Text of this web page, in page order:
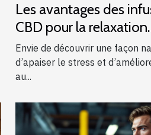
Les avantages des
CBD pour la relaxation
quotidienne
Envie de découvrir une façon
d’apaiser le stress et
au...